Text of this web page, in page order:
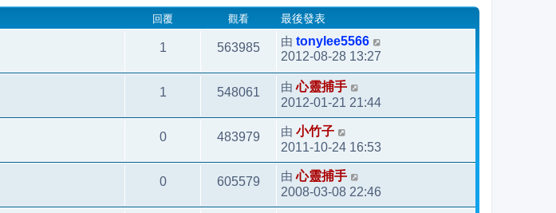
回覆 觀看 最後發表
1 563985 由 tonylee5566
2012-08-28 13:27
1 548061 由心靈捕手
2012-01-21 21:44
0 483979 由 小竹子
2011-10-24 16:53
0 605579 由心靈捕手
2008-03-08 22:46